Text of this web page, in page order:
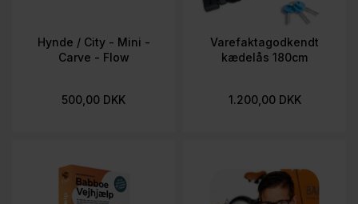
Hynde / City - Mini -
Carve - Flow
500,00 DKK
Varefaktagodkendt
kædelås 180cm
1.200,00 DKK